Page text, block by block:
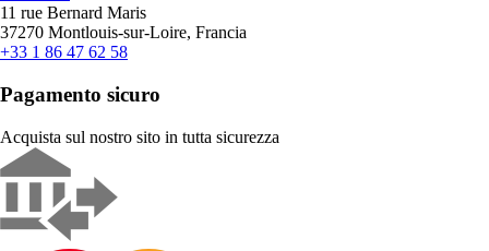
11 rue Bernard Maris
37270 Montlouis-sur-Loire, Francia
+33 1 86 47 62 58
Pagamento sicuro
Acquista sul nostro sito in tutta sicurezza